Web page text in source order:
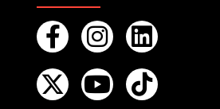
Facebook